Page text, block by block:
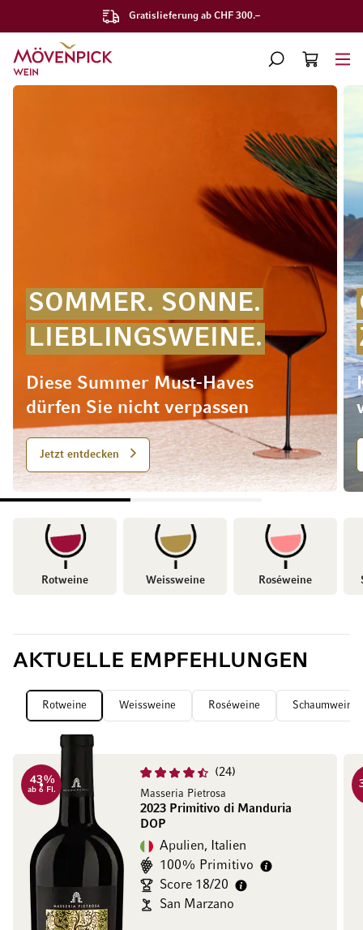
Gratislieferung ab CHF 300.–
SUCHE
WARENKORB
SOMMER. SONNE.
LIEBLINGSWEINE.
Diese Summer Must-Haves
dürfen Sie nicht verpassen
Jetzt entdecken
Rotweine Weissweine Roséweine
AKTUELLE EMPFEHLUNGEN
Rotweine Weissweine Roséweine Schaumweine
24
Masseria Pietrosa
2023 Primitivo di Manduria
DOP
43%
ab 6 Fl.
Apulien, Italien
100% Primitivo
Score 18/20
San Marzano